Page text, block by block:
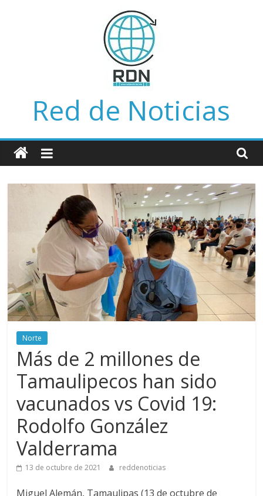
Red de Noticias
Norte
Más de 2 millones de
Tamaulipecos han sido
vacunados vs Covid 19:
Rodolfo González
Valderrama
13 de octubre de 2021 reddenoticias
Miguel Alemán, Tamaulipas (13 de octubre de